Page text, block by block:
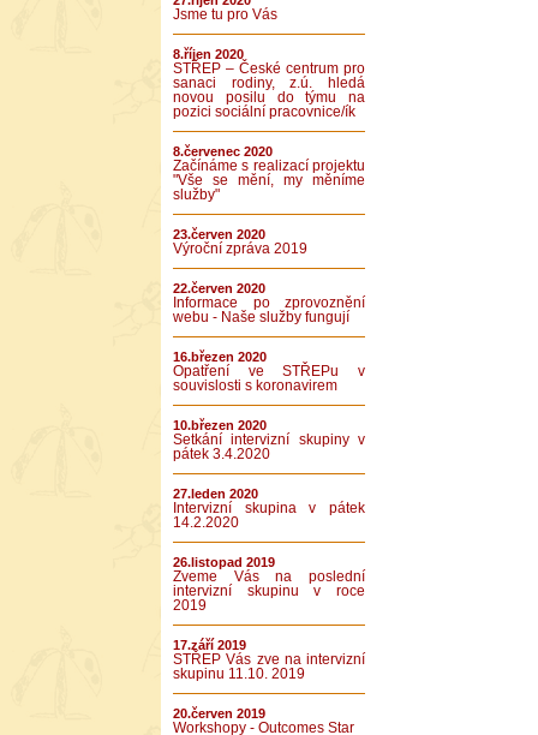
Jsme tu pro Vás
8.říjen 2020
STŘEP – České centrum pro
sanaci rodiny, z.ú. hledá
novou posilu do týmu na
pozici sociální pracovnice/ík
8.červenec 2020
Začínáme s realizací projektu
"Vše se mění, my měníme
služby"
23.červen 2020
Výroční zpráva 2019
22.červen 2020
Informace po zprovoznění
webu - Naše služby fungují
16.březen 2020
Opatření ve STŘEPu v
souvislosti s koronavirem
10.březen 2020
Setkání intervizní skupiny v
pátek 3.4.2020
27.leden 2020
Intervizní skupina v pátek
14.2.2020
26.listopad 2019
Zveme Vás na poslední
intervizní skupinu v roce
2019
17.září 2019
STŘEP Vás zve na intervizní
skupinu 11.10. 2019
20.červen 2019
Workshopy - Outcomes Star